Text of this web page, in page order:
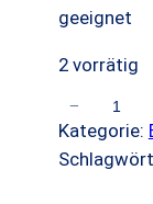
ü
g
geeignet
2 vorrätig
r
e
−
Kategorie: